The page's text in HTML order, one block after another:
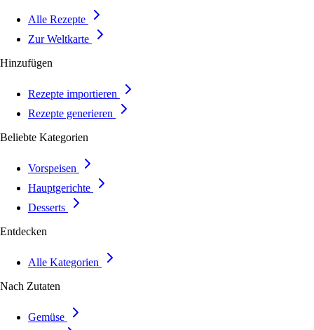
Alle Rezepte
Zur Weltkarte
Hinzufügen
Rezepte importieren
Rezepte generieren
Beliebte Kategorien
Vorspeisen
Hauptgerichte
Desserts
Entdecken
Alle Kategorien
Nach Zutaten
Gemüse